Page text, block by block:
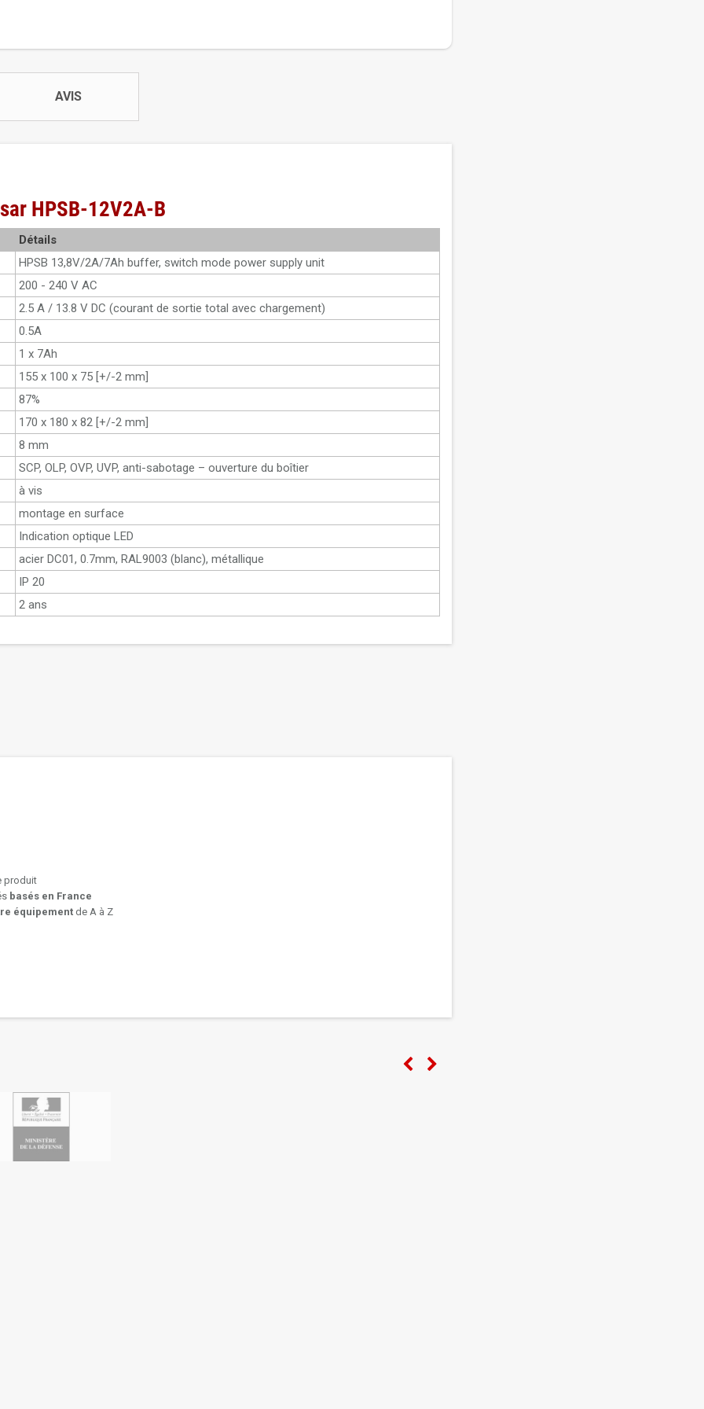
AVIS
HPSB-12V2A-B
Détails
HPSB 13,8V/2A/7Ah buffer, switch mode power supply unit
200 - 240 V AC
2.5 A / 13.8 V DC (courant de sortie total avec chargement)
0.5A
1 x 7Ah
155 x 100 x 75 [+/-2 mm]
87%
170 x 180 x 82 [+/-2 mm]
8 mm
SCP, OLP, OVP, UVP, anti-sabotage – ouverture du boîtier
à vis
montage en surface
Indication optique LED
acier DC01, 0.7mm, RAL9003 (blanc), métallique
IP 20
2 ans
produit
basés en France
équipement de A à Z